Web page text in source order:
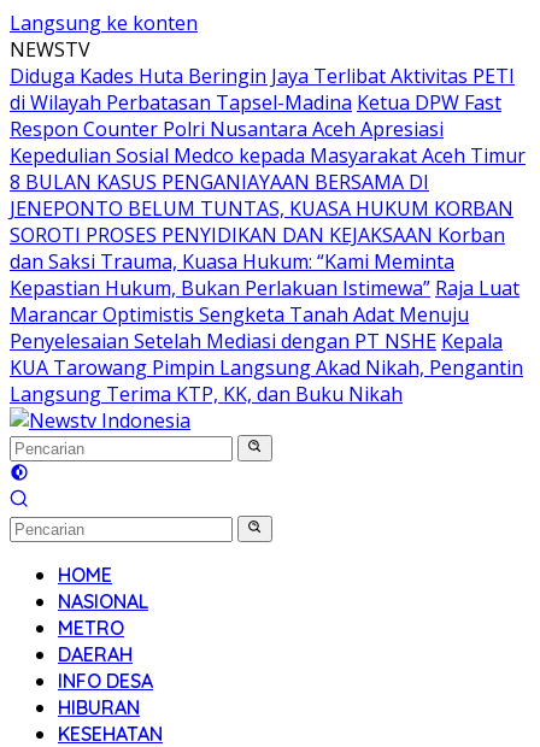
Langsung ke konten
NEWSTV
Diduga Kades Huta Beringin Jaya Terlibat Aktivitas PETI
di Wilayah Perbatasan Tapsel-Madina Ketua DPW Fast
Respon Counter Polri Nusantara Aceh Apresiasi
Kepedulian Sosial Medco kepada Masyarakat Aceh Timur
8 BULAN KASUS PENGANIAYAAN BERSAMA DI
JENEPONTO BELUM TUNTAS, KUASA HUKUM KORBAN
SOROTI PROSES PENYIDIKAN DAN KEJAKSAAN Korban
dan Saksi Trauma, Kuasa Hukum: “Kami Meminta
Kepastian Hukum, Bukan Perlakuan Istimewa” Raja Luat
Marancar Optimistis Sengketa Tanah Adat Menuju
Penyelesaian Setelah Mediasi dengan PT NSHE Kepala
KUA Tarowang Pimpin Langsung Akad Nikah, Pengantin
Langsung Terima KTP, KK, dan Buku Nikah
HOME
NASIONAL
METRO
DAERAH
INFO DESA
HIBURAN
KESEHATAN